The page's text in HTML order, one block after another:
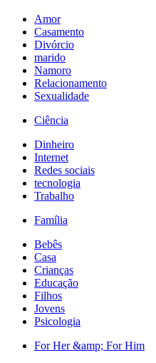
Amor
Casamento
Divórcio
marido
Namoro
Relacionamento
Sexualidade
Ciência
Dinheiro
Internet
Redes sociais
tecnologia
Trabalho
Família
Bebês
Casa
Crianças
Educação
Filhos
Jovens
Psicologia
For Her &amp; For Him